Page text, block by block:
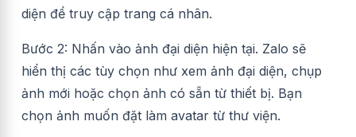
diện để truy cập trang cá nhân.
Bước 2: Nhấn vào ảnh đại diện hiện tại. Zalo sẽ
hiển thị các tùy chọn như xem ảnh đại diện, chụp
ảnh mới hoặc chọn ảnh có sẵn từ thiết bị. Bạn
chọn ảnh muốn đặt làm avatar từ thư viện.